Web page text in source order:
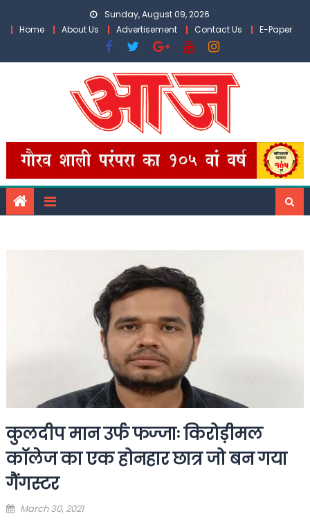
Sunday, August 09, 2026
Home
About Us Advertisement Contact Us E-Paper
कुलदीप मान उर्फ फज्जाः किरोड़ीमल
कॉलेज का एक होनहार छात्र जो बन गया
गैंगस्टर
Posted
March 30, 2021